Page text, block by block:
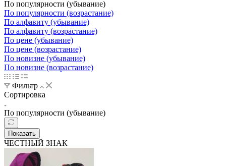
По популярности (убывание)
По популярности (возрастание)
По алфавиту (убывание)
По алфавиту (возрастание)
По цене (убывание)
По цене (возрастание)
По новизне (убывание)
По новизне (возрастание)
Фильтр
Сортировка
По популярности (убывание)
Показать
ЧЕСТНЫЙ ЗНАК